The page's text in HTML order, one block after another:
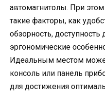
автомагнитолы. При
такие факторы, как
обзорность, доступность
эргономические
Идеальным местом
консоль или панель
для достижения